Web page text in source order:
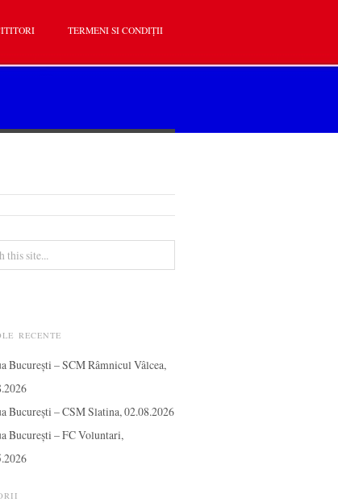
TERMENI SI CONDIȚII
RECENTE
București – SCM Râmnicul Vâlcea,
București – CSM Slatina, 02.08.2026
București – FC Voluntari,